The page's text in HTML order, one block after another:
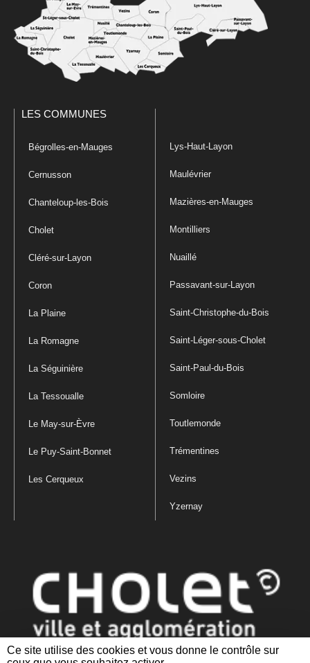
Ce site utilise des cookies et vous donne le contrôle sur
LES COMMUNES
Bégrolles-en-Mauges
Cernusson
Chanteloup-les-Bois
Cholet
Cléré-sur-Layon
Coron
La Plaine
La Romagne
La Séguinière
La Tessoualle
Le May-sur-Èvre
Le Puy-Saint-Bonnet
Les Cerqueux
Lys-Haut-Layon
Maulévrier
Mazières-en-Mauges
Montilliers
Nuaillé
Passavant-sur-Layon
Saint-Christophe-du-Bois
Saint-Léger-sous-Cholet
Saint-Paul-du-Bois
Somloire
Toutlemonde
Trémentines
Vezins
Yzernay